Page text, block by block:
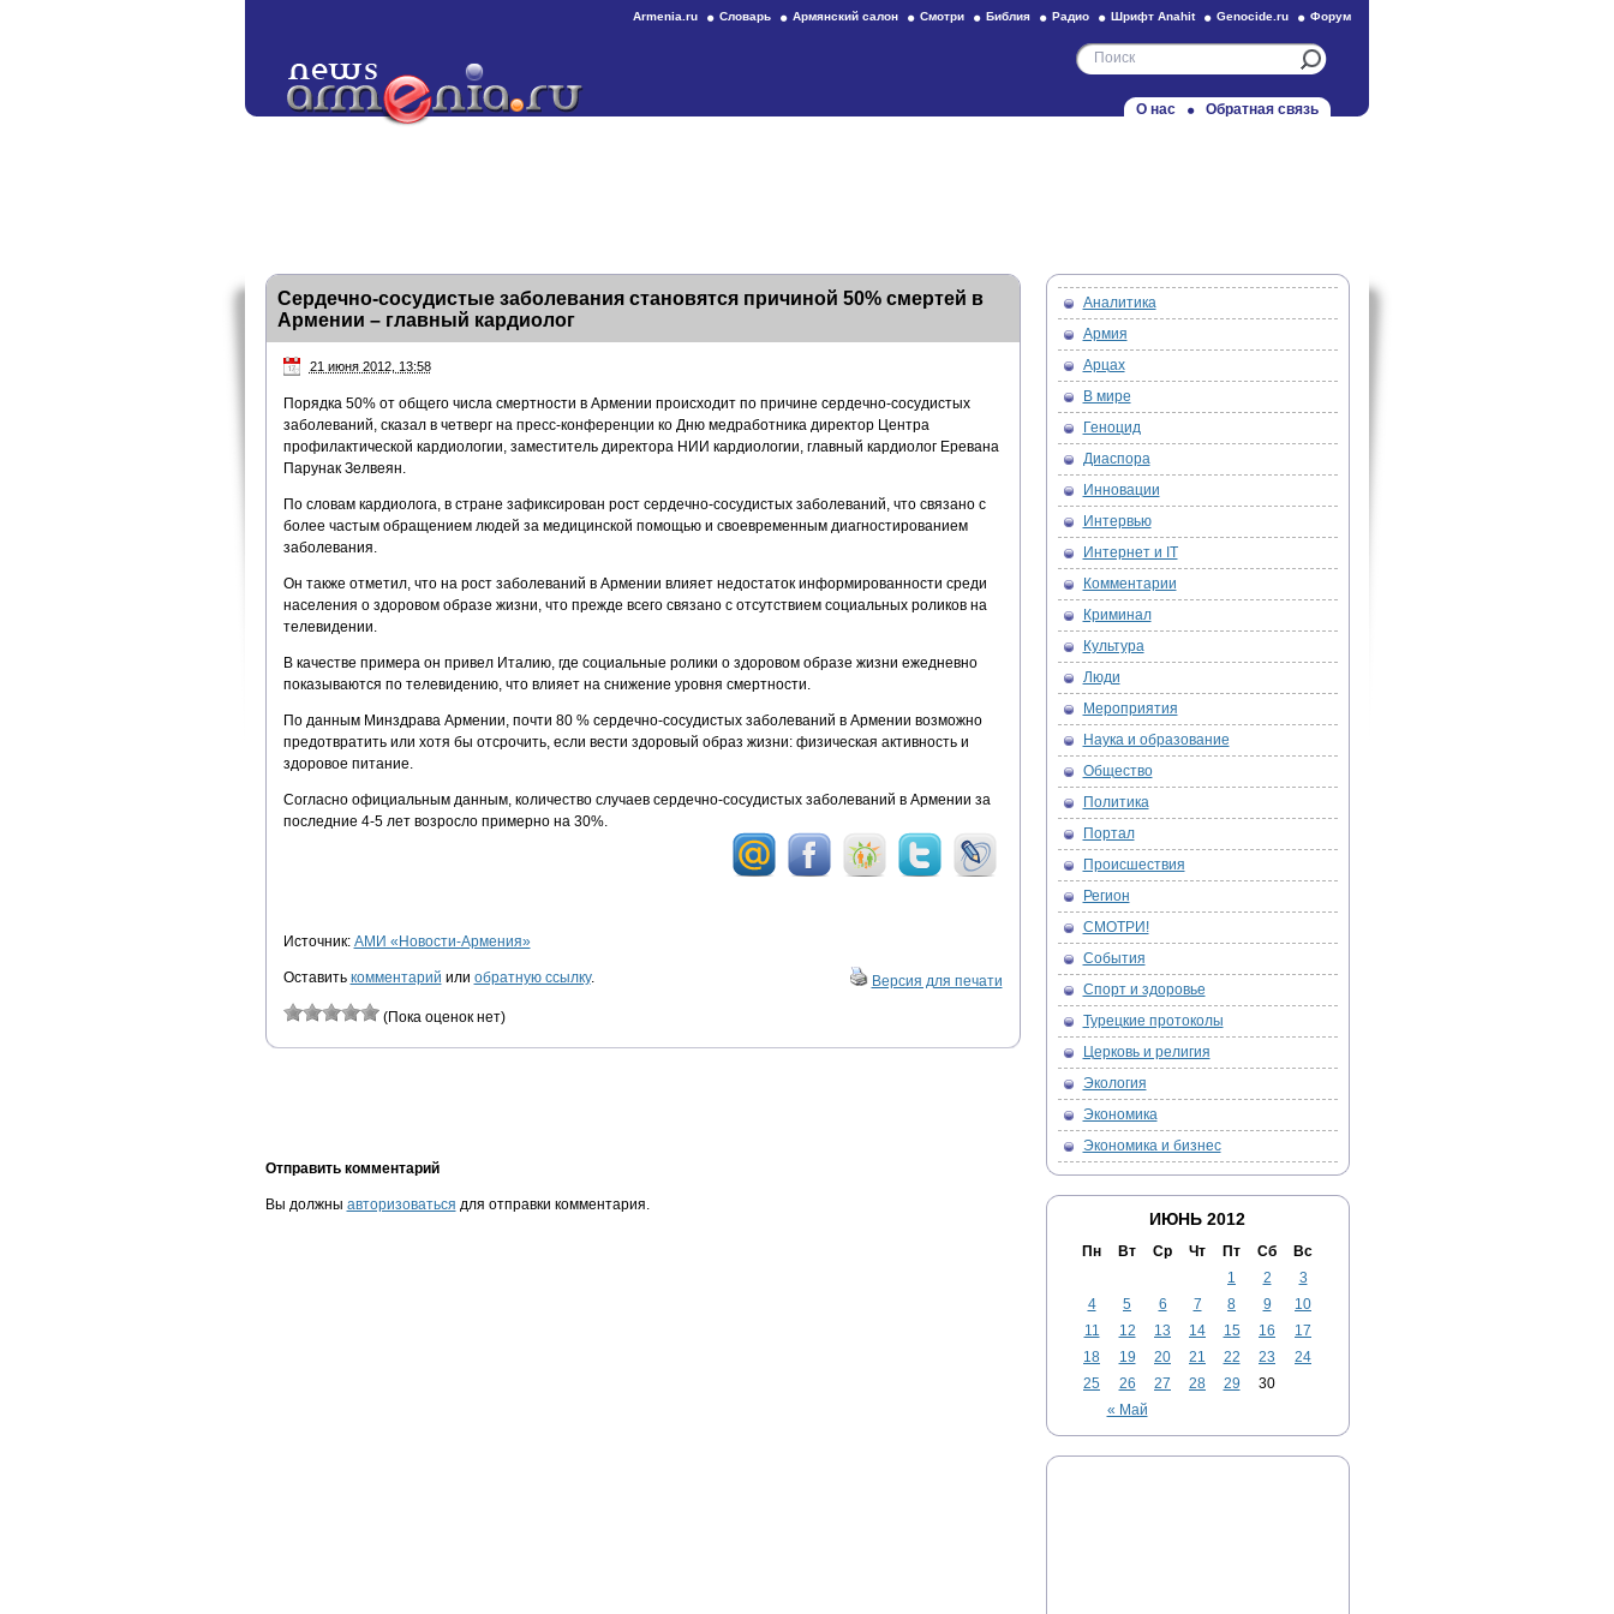
Armenia.ru Словарь Армянский салон Смотри Библия Радио Шрифт Anahit Genocide.ru Форум
О нас Обратная связь
Сердечно-сосудистые заболевания становятся причиной 50% смертей в
Армении – главный кардиолог
21 июня 2012, 13:58
Порядка 50% от общего числа смертности в Армении происходит по причине сердечно-сосудистых
заболеваний, сказал в четверг на пресс-конференции ко Дню медработника директор Центра
профилактической кардиологии, заместитель директора НИИ кардиологии, главный кардиолог Еревана
Парунак Зелвеян.
По словам кардиолога, в стране зафиксирован рост сердечно-сосудистых заболеваний, что связано с
более частым обращением людей за медицинской помощью и своевременным диагностированием
заболевания.
Он также отметил, что на рост заболеваний в Армении влияет недостаток информированности среди
населения о здоровом образе жизни, что прежде всего связано с отсутствием социальных роликов на
телевидении.
В качестве примера он привел Италию, где социальные ролики о здоровом образе жизни ежедневно
показываются по телевидению, что влияет на снижение уровня смертности.
По данным Минздрава Армении, почти 80 % сердечно-сосудистых заболеваний в Армении возможно
предотвратить или хотя бы отсрочить, если вести здоровый образ жизни: физическая активность и
здоровое питание.
Согласно официальным данным, количество случаев сердечно-сосудистых заболеваний в Армении за
последние 4-5 лет возросло примерно на 30%.
Источник: АМИ «Новости-Армения»
Оставить комментарий или обратную ссылку. Версия для печати
(Пока оценок нет)
Отправить комментарий
Вы должны авторизоваться для отправки комментария.
Аналитика
Армия
Арцах
В мире
Геноцид
Диаспора
Инновации
Интервью
Интернет и IT
Комментарии
Криминал
Культура
Люди
Мероприятия
Наука и образование
Общество
Политика
Портал
Происшествия
Регион
СМОТРИ!
События
Спорт и здоровье
Турецкие протоколы
Церковь и религия
Экология
Экономика
Экономика и бизнес
ИЮНЬ 2012
Пн Вт Ср Чт Пт Сб Вс
« Май
1 2
3
4
5 6 7 8 9
10
11
12 13 14 15 16
17
18
19 20 21 22 23
24
25
26 27 28 29 30